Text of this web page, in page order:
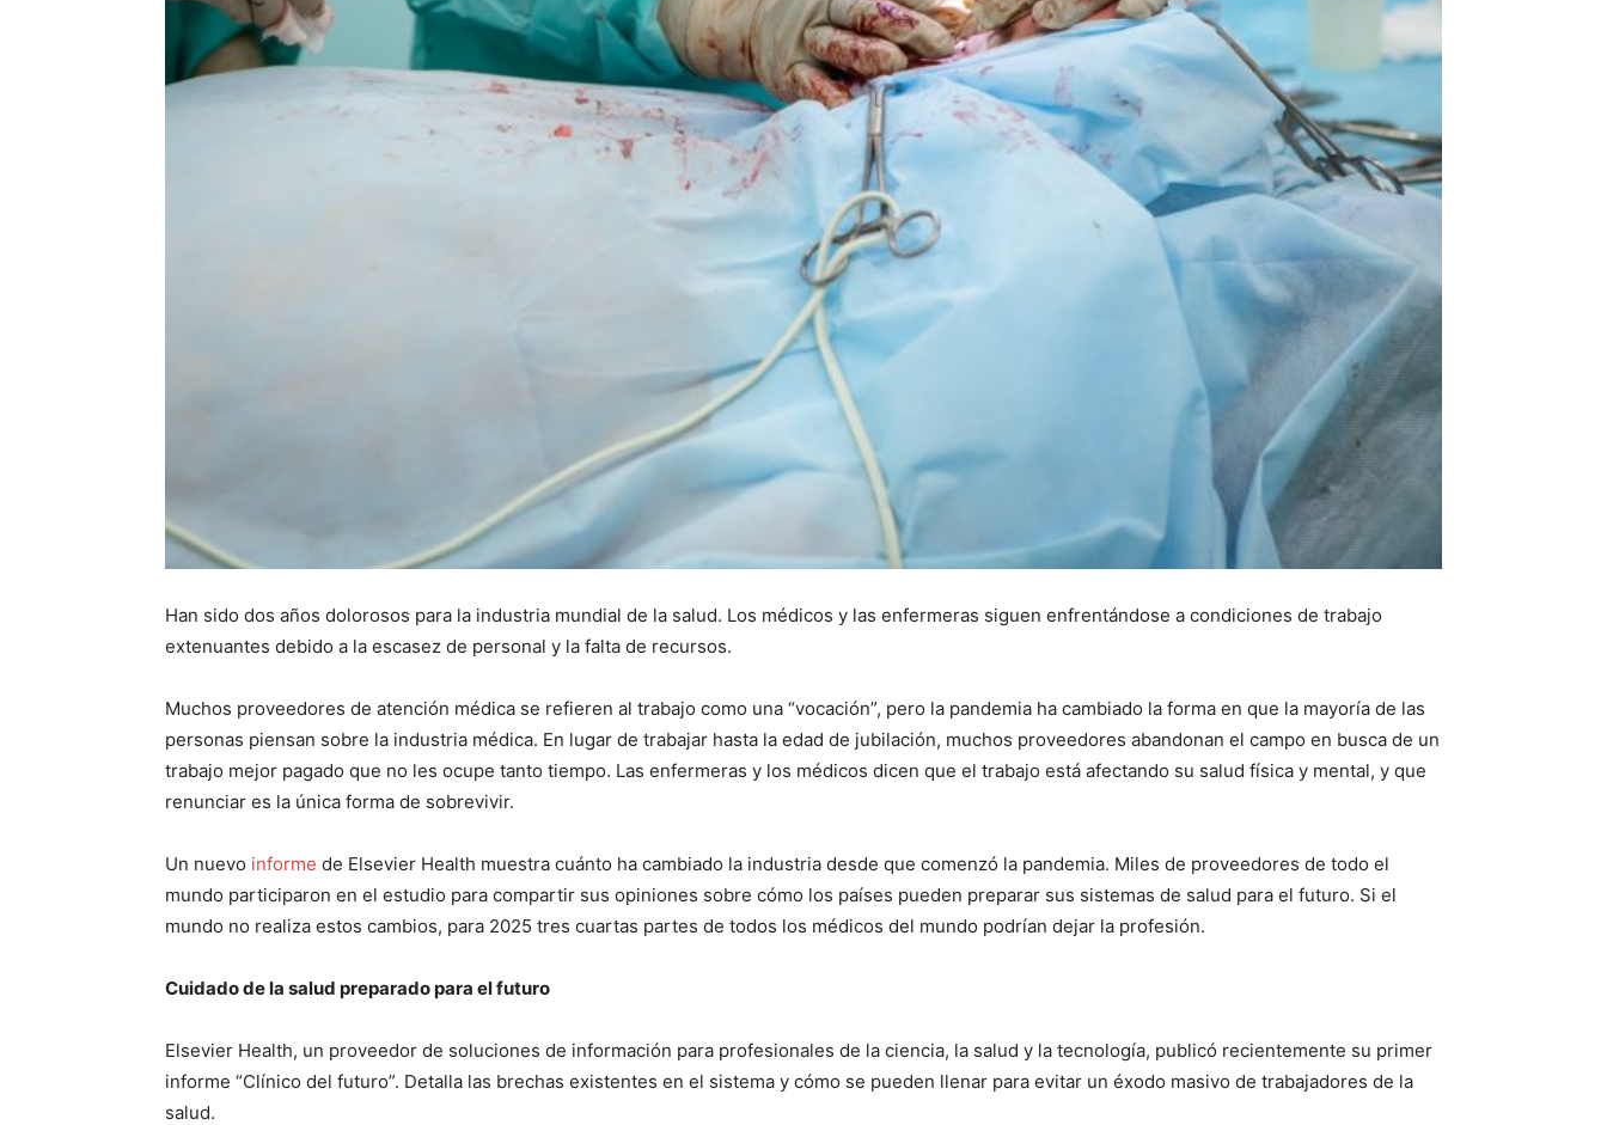
Han sido dos años dolorosos para la industria mundial de la salud. Los médicos y las enfermeras siguen enfrentándose a condiciones de trabajo
extenuantes debido a la escasez de personal y la falta de recursos.
Muchos proveedores de atención médica se refieren al trabajo como una “vocación”, pero la pandemia ha cambiado la forma en que la mayoría de las
personas piensan sobre la industria médica. En lugar de trabajar hasta la edad de jubilación, muchos proveedores abandonan el campo en busca de un
trabajo mejor pagado que no les ocupe tanto tiempo. Las enfermeras y los médicos dicen que el trabajo está afectando su salud física y mental, y que
renunciar es la única forma de sobrevivir.
Un nuevo informe de Elsevier Health muestra cuánto ha cambiado la industria desde que comenzó la pandemia. Miles de proveedores de todo el
mundo participaron en el estudio para compartir sus opiniones sobre cómo los países pueden preparar sus sistemas de salud para el futuro. Si el
mundo no realiza estos cambios, para 2025 tres cuartas partes de todos los médicos del mundo podrían dejar la profesión.
Cuidado de la salud preparado para el futuro
Elsevier Health, un proveedor de soluciones de información para profesionales de la ciencia, la salud y la tecnología, publicó recientemente su primer
informe “Clínico del futuro”. Detalla las brechas existentes en el sistema y cómo se pueden llenar para evitar un éxodo masivo de trabajadores de la
salud.